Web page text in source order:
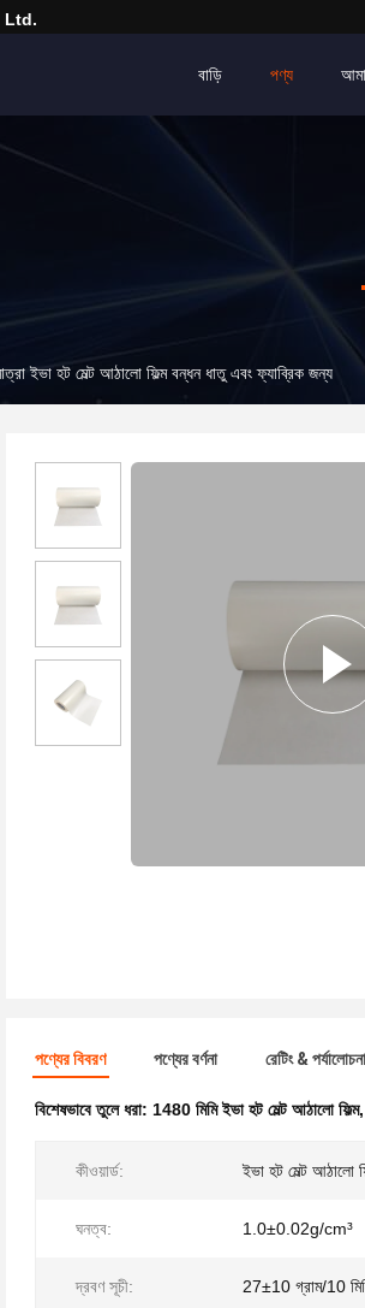
Ltd.
বাড়ি পণ্য
ইভা হট মেল্ট আঠালো ফিল্ম বন্ধন ধাতু এবং ফ্যাব্রিক জন্য
পণ্যের বিবরণ পণ্যের বর্ণনা রেটিং & পর্যালোচনা
বিশেষভাবে তুলে ধরা: 1480 মিমি ইভা হট মেল্ট আঠালো ফিল্ম,
কীওয়ার্ড: ইভা হট মেল্ট আঠালো
ঘনত্ব: 1.0±0.02g/cm³
দ্রবণ সূচী: 27±10 গ্রাম/10